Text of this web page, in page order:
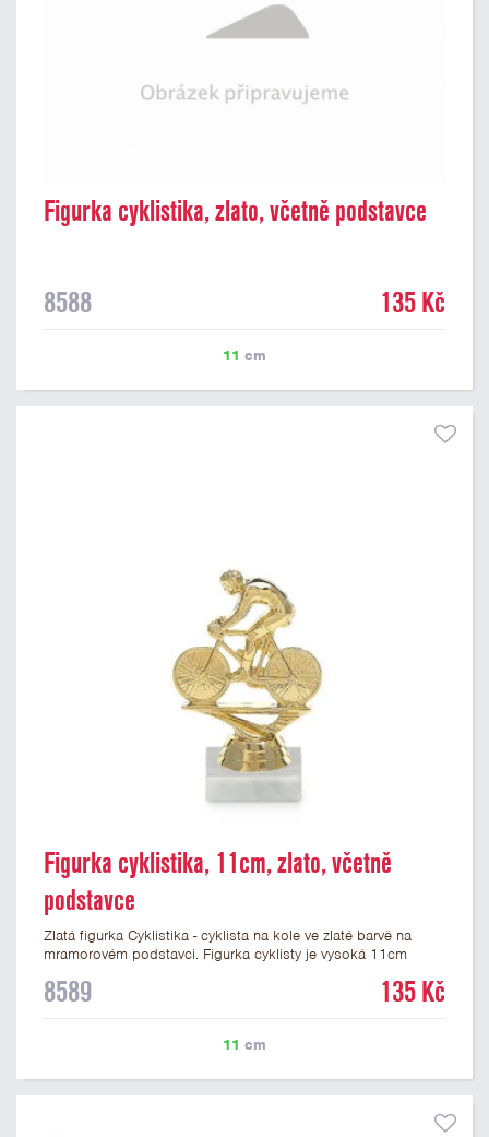
Figurka cyklistika, zlato, včetně podstavce
8588 135 Kč
11 cm
Figurka cyklistika, 11cm, zlato, včetně
podstavce
Zlatá figurka Cyklistika - cyklista na kole ve zlaté barvě na
mramorovém podstavci. Figurka cyklisty je vysoká 11cm
laserový štítek nebo lesklý papírový štítek s textem a nebo
8589 135 Kč
11 cm